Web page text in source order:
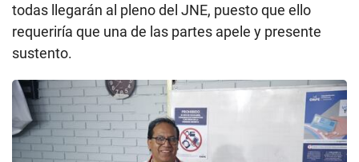
todas llegarán al pleno del JNE, puesto que ello
requeriría que una de las partes apele y presente
sustento.